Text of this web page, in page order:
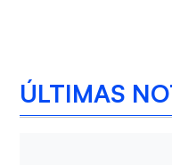
ÚLTIMAS